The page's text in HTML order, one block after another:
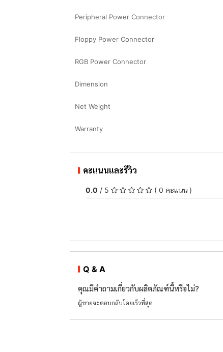
Peripheral Power Connector
Floppy Power Connector
RGB Power Connector
Dimension
Net Weight
Warranty
คะแนนและรีวิว
0.0 / 5 ( 0 คะแนน )
Q & A
คุณมีคำถามเกี่ยวกับผลิตภัณฑ์นี้หรือไม่?
ผู้ขายจะตอบกลับโดยเร็วที่สุด